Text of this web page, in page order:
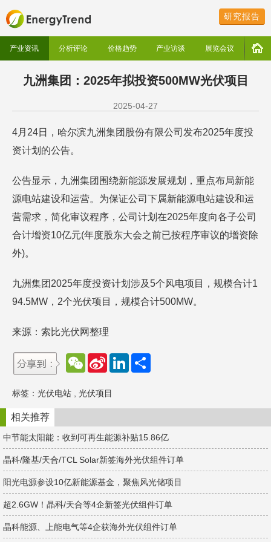
研究报告
产业资讯 分析评论 价格趋势 产业访谈 展览会议
九洲集团：2025年拟投资500MW光伏项目
2025-04-27
4月24日，哈尔滨九洲集团股份有限公司发布2025年度投
资计划的公告。
公告显示，九洲集团围绕新能源发展规划，重点布局新能
源电站建设和运营。为保证公司下属新能源电站建设和运
营需求，简化审议程序，公司计划在2025年度向各子公司
合计增资10亿元(年度股东大会之前已按程序审议的增资除
外)。
九洲集团2025年度投资计划涉及5个风电项目，规模合计1
94.5MW，2个光伏项目，规模合计500MW。
来源：索比光伏网整理
W
e
a
t
S
W
e
b
o
L
d
n
标签： 光伏电站 光伏项目
相关推荐
中节能太阳能：收到可再生能源补贴15.86亿
晶科/隆基/天合/TCL Solar新签海外光伏组件订单
阳光电源参设10亿新能源基金，聚焦风光储项目
超2.6GW！晶科/天合等4企新签光伏组件订单
晶科能源、上能电气等4企获海外光伏组件订单